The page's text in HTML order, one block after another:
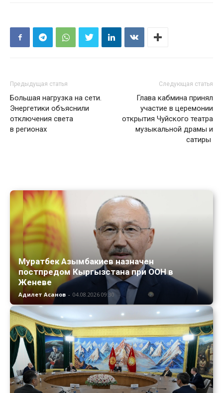
Предыдущая статья
Большая нагрузка на сети.
Энергетики объяснили
отключения света
в регионах
Следующая статья
Глава кабмина принял
участие в церемонии
открытия Чуйского театра
музыкальной драмы и
сатиры
Муратбек Азымбакиев назначен
постпредом Кыргызстана при ООН в
Женеве
Адилет Асанов - 04.08.2026 09:30